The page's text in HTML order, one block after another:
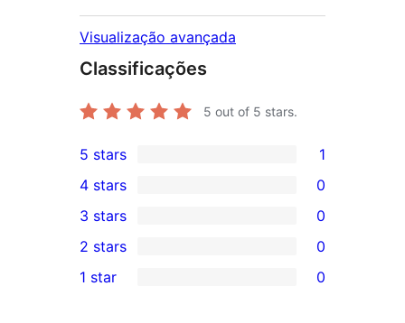
Visualização avançada
Classificações
5 out of 5 stars.
1
5-
star
review
5 stars 1
4-
star
reviews
4 stars 0
0
3-
star
3 stars 0
2-
2 stars 0
1 star 0